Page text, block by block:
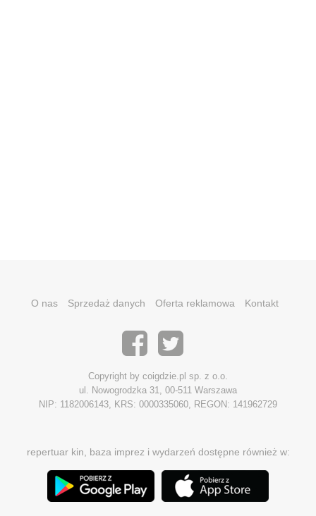
O nas Sprzedaż danych Oferta reklamowa Kontakt
Copyright by coigdzie.pl sp. z o.o.
ul. Nowogrodzka 31, 00-511 Warszawa
NIP: 1182006143, KRS: 0000335060, REGON: 141962729
repertuar kin, baza imprez i wydarzeń dostępne również w: